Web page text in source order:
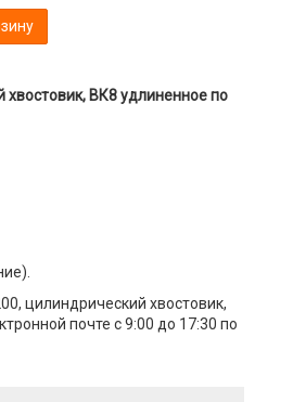
ВК8 удлиненное по
цилиндрический хвостовик,
почте с 9:00 до 17:30 по